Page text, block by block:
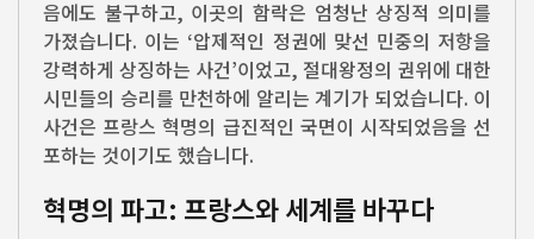
음에도 불구하고, 이곳의 함락은 엄청난 상징적 의미를
가졌습니다. 이는 ‘압제적인 정권에 맞선 민중의 저항을
강력하게 상징하는 사건’이었고, 절대왕정의 권위에 대한
시민들의 승리를 만천하에 알리는 계기가 되었습니다. 이
사건은 프랑스 혁명의 급진적인 국면이 시작되었음을 선
포하는 것이기도 했습니다.
혁명의 파고: 프랑스와 세계를 바꾸다